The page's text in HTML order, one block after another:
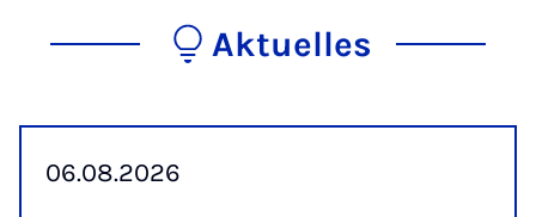
Aktuelles
06.08.2026